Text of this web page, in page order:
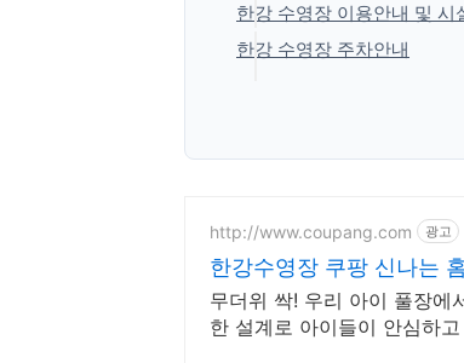
한강 수영장 이용안내 및 시
한강 수영장 주차안내
http://www.coupang.com 광고
한강수영장 쿠팡 신나는
무더위 싹! 우리 아이 풀장에
한 설계로 아이들이 안심하